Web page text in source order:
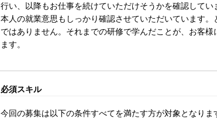
行い、以降もお仕事を続けていただけそうかを確認して
本人の就業意思もしっかり確認させていただいています
ではありません。それまでの研修で学んだことが、お客
ます。
必須スキル
今回の募集は以下の条件すべてを満たす方が対象となりま